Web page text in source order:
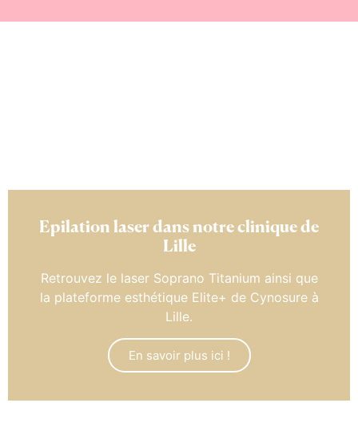
Epilation laser dans notre clinique de
Lille
Retrouvez le laser Soprano Titanium ainsi que
la plateforme esthétique Elite+ de Cynosure à
Lille.
En savoir plus ici !